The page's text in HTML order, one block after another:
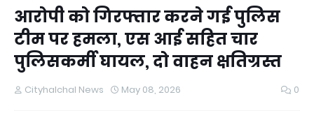
आरोपी को गिरफ्तार करने गई पुलिस
टीम पर हमला, एस आई सहित चार
पुलिसकर्मी घायल, दो वाहन क्षतिग्रस्त
Cityhalchal News May 08, 2026 0